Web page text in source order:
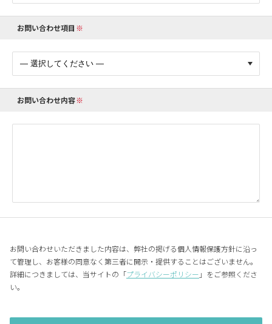
お問い合わせ項目
お問い合わせ内容
お問い合わせいただきました内容は、弊社の掲げる個人情報保護方針に沿っ
て管理し、お客様の同意なく第三者に開示・提供することはございません。
詳細につきましては、当サイトの「プライバシーポリシー 」をご参照くださ
い。